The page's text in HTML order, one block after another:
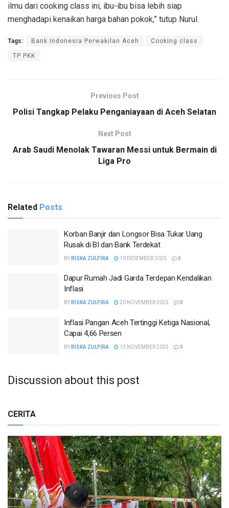
ilmu dari cooking class ini, ibu-ibu bisa lebih siap
menghadapi kenaikan harga bahan pokok,” tutup Nurul.
Tags: Bank Indonesia Perwakilan Aceh Cooking class
TP PKK
Previous Post
Polisi Tangkap Pelaku Penganiayaan di Aceh Selatan
Next Post
Arab Saudi Menolak Tawaran Messi untuk Bermain di
Liga Pro
Related Posts
Korban Banjir dan Longsor Bisa Tukar Uang
Rusak di BI dan Bank Terdekat
BY RISKA ZULFIRA 10 DESEMBER 2025 0
Dapur Rumah Jadi Garda Terdepan Kendalikan
Inflasi
BY RISKA ZULFIRA 20 NOVEMBER 2025 0
Inflasi Pangan Aceh Tertinggi Ketiga Nasional,
Capai 4,66 Persen
BY RISKA ZULFIRA 13 NOVEMBER 2025 0
Discussion about this post
CERITA